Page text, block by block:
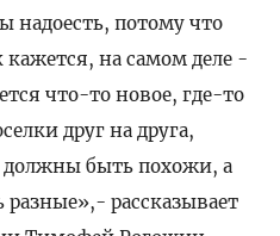
надоесть, потому что
кажется, на самом деле -
что-то новое, где-то
друг на друга,
должны быть похожи, а
рассказывает